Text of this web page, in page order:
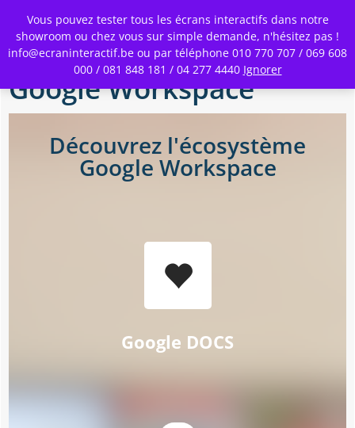
Vous pouvez tester tous les écrans interactifs dans notre
showroom ou chez vous sur simple demande, n'hésitez pas !
info@ecraninteractif.be ou par téléphone 010 770 707 / 069 608
000 / 081 848 181 / 04 277 4440 Ignorer
Skip
main
Menu
Google Workspace
Découvrez l'écosystème
Google Workspace
Google DOCS